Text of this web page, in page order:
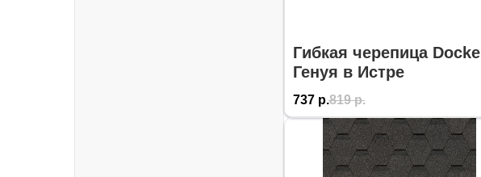
Гибкая черепица Docke
Генуя в Истре
737 р.819 р.